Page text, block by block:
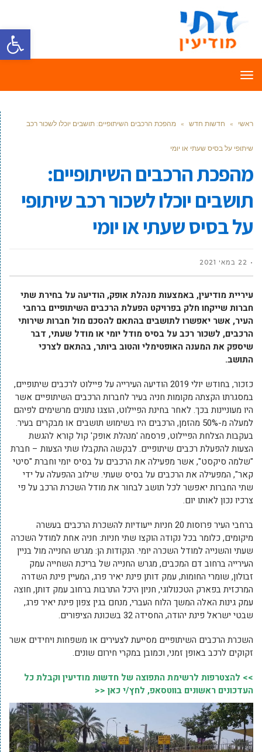
פתח
תפריט
ראשי » חדשות חדש » מהפכת הרכבים השיתופיים: תושבים יוכלו לשכור רכב
שיתופי על בסיס שעתי או יומי
מהפכת הרכבים השיתופיים:
תושבים יוכלו לשכור רכב שיתופי
על בסיס שעתי או יומי
22 במאי 2021
עיריית מודיעין, באמצעות מנהלת אופק, הודיעה על בחירת שתי
חברות שייקחו חלק בפרויקט הפעלת הרכבים השיתופיים ברחבי
העיר, אשר יאפשרו לתושבים בהתאם להסכם מול חברות שירותי
הרכבים, לשכור רכב על בסיס מודל יומי או מודל שעתי, דבר
שיספק את המענה האופטימלי והטוב ביותר, בהתאם לצרכי
התושב.
כזכור, בחודש יולי 2019 הודיעה העירייה על פיילוט לרכבים שיתופיים,
במסגרתו הקצתה מקומות חניה בעיר לחברות הרכבים השיתופיים אשר
היו מעוניינות בכך. לאחר בחינת הפיילוט, הוצגו נתונים מרשימים לפיהם
למעלה מ-50% מהזמן, הרכבים היו בשימוש תושבים או מבקרים בעיר.
בעקבות הצלחת הפיילוט, פרסמה 'מנהלת אופק' קול קורא להגשת
הצעות להפעלת רכבים שיתופיים. לבקשה התקבלו שתי הצעות – חברת
"שלמה סיקסט", אשר מפעילה את הרכבים על בסיס יומי וחברת "סיטי
קאר", המפעילה את הרכבים על בסיס שעתי. שילוב ההפעלה על ידי
שתי החברות יאפשר לכל תושב לבחור את מודל השכרת הרכב על פי
צרכיו נכון לאותו יום.
ברחבי העיר פרוסות 20 חניות ייעודיות להשכרת הרכבים בעשרה
מיקומים, כלומר בכל נקודה הוקצו שתי חניות: חניה אחת למודל השכרה
שעתי והשנייה למודל השכרה יומי. הנקודות הן: מגרש החנייה מול בניין
העירייה ברחוב דם המכבים, מגרש החנייה של בריכת השחייה עמק
זבולון, שומרי החומות, עמק דותן פינת יאיר פרג, המעיין פינת השדרה
המרכזית בפארק הטכנולוגי, חניון היכל התרבות ברחוב עמק דותן, חוצה
עמק גינות האלה המשך הלוח העברי, מנחם בגין צפון פינת יאיר פרג,
שבטי ישראל פינת יהודה, החסידה 32 בשכונת הציפורים.
השכרת הרכבים השיתופיים מסייעת לצעירים או משפחות ויחידים אשר
זקוקים לרכב באופן זמני, וכמובן במקרי חירום שונים.
>> להצטרפות לרשימת התפוצה של חדשות מודיעין וקבלת כל
העדכונים ראשונים בווטסאפ, לחץ/י כאן <<